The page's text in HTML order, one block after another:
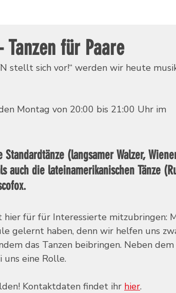
Tanzen für Paare
stellt sich vor!“ werden wir heute
Montag von 20:00 bis 21:00 Uhr im
(langsamer Walzer,
auch die lateinamerikanischen Tänze
hier für für Interessierte mitzubringen:
gelernt haben, denn wir helfen uns
das Tanzen beibringen. Neben
uns eine Rolle.
Kontaktdaten findet ihr hier.